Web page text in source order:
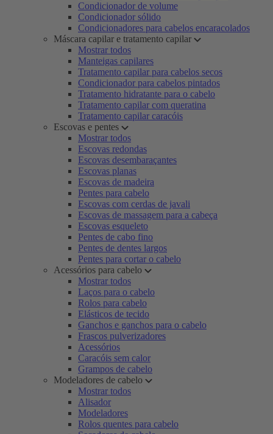
Condicionador de volume
Condicionador sólido
Condicionadores para cabelos encaracolados
Máscara capilar e tratamento capilar
Mostrar todos
Manteigas capilares
Tratamento capilar para cabelos secos
Condicionador para cabelos pintados
Tratamento hidratante para o cabelo
Tratamento capilar com queratina
Tratamento capilar caracóis
Escovas e pentes
Mostrar todos
Escovas redondas
Escovas desembaraçantes
Escovas planas
Escovas de madeira
Pentes para cabelo
Escovas com cerdas de javali
Escovas de massagem para a cabeça
Escovas esqueleto
Pentes de cabo fino
Pentes de dentes largos
Pentes para cortar o cabelo
Acessórios para cabelo
Mostrar todos
Laços para o cabelo
Rolos para cabelo
Elásticos de tecido
Ganchos e ganchos para o cabelo
Frascos pulverizadores
Acessórios
Caracóis sem calor
Grampos de cabelo
Modeladores de cabelo
Mostrar todos
Alisador
Modeladores
Rolos quentes para cabelo